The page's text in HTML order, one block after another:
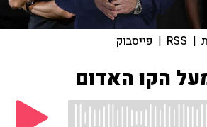
|
RSS
| פייסבוק
הקו האדום